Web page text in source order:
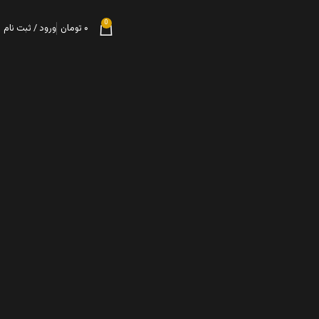
0 ۰ تومان ورود / ثبت نام